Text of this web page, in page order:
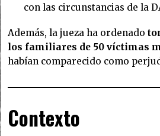
con las circunstancias de la
Además, la jueza ha ordenado
los familiares de 50 víctimas
habían comparecido como
Contexto